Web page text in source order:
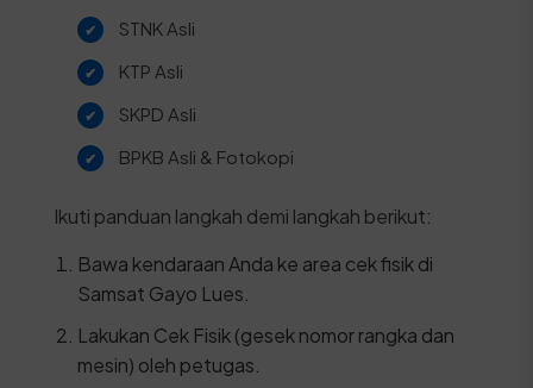
STNK Asli
KTP Asli
SKPD Asli
BPKB Asli & Fotokopi
Ikuti panduan langkah demi langkah berikut:
Bawa kendaraan Anda ke area cek fisik di
Samsat Gayo Lues.
Lakukan Cek Fisik (gesek nomor rangka dan
mesin) oleh petugas.